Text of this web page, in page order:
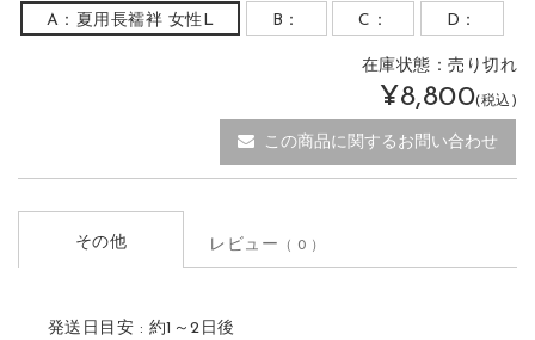
A：夏用長襦袢 女性L
B： C： D：
在庫状態：売り切れ
¥8,800(税込)
この商品に関するお問い合わせ
その他 レビュー （ 0 ）
発送日目安 : 約1～2日後